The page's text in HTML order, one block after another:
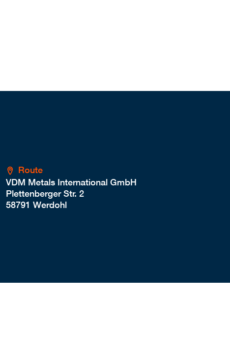
Route
VDM Metals International GmbH
Plettenberger Str. 2
58791 Werdohl